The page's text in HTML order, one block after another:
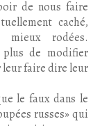
de nous faire
caché,
mieux rodées.
plus de modifier
leur faire dire leur
le faux dans le
russes» qui